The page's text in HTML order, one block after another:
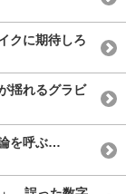
クに期待しろ
揺れるグラビ
を呼ぶ…